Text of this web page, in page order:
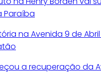
Paraíba
na Avenida 9 de
a recuperação da